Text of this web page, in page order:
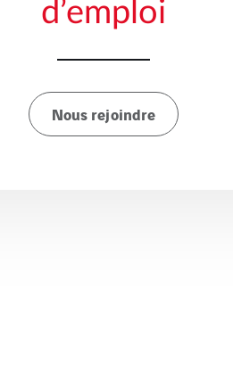
d’emploi
Nous rejoindre